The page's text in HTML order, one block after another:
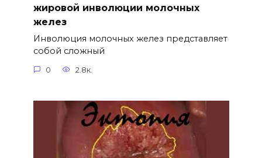
жировой инволюции молочных
желез
Инволюция молочных желез представляет
собой сложный
0 2.8к.